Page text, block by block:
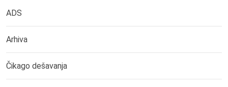
ADS
Arhiva
Čikago dešavanja